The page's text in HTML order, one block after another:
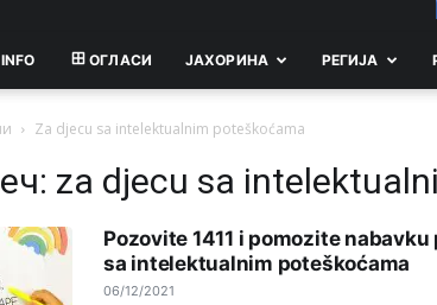
INFO ОГЛАСИ ЈАХОРИНА РEГИЈА
Za djecu sa intelektualnim poteškoćama
za djecu sa
Pozovite 1411 i pomozite
sa intelektualnim poteškoćama
06/12/2021